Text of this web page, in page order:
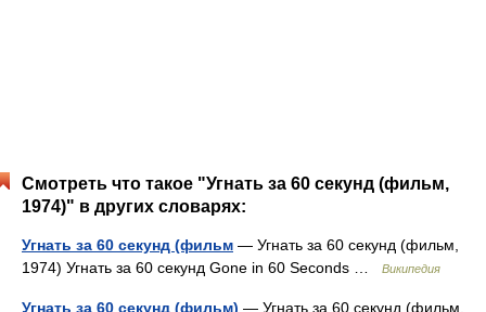
Смотреть что такое "Угнать за 60 секунд (фильм,
1974)" в других словарях:
Угнать за 60 секунд (фильм — Угнать за 60 секунд (фильм,
1974) Угнать за 60 секунд Gone in 60 Seconds …
Википедия
Угнать за 60 секунд (фильм) — Угнать за 60 секунд (фильм,